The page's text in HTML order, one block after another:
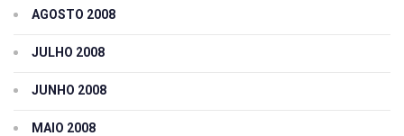
AGOSTO 2008
JULHO 2008
JUNHO 2008
MAIO 2008